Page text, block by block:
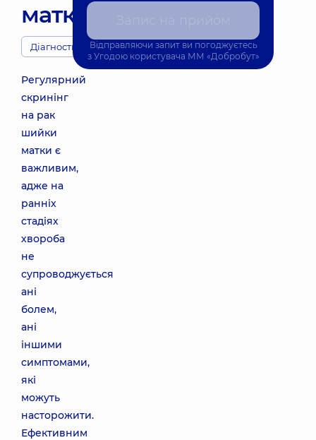
матки)
Діагности
Регулярний
скринінг
на рак
шийки
матки є
важливим,
адже на
ранніх
стадіях
хвороба
не
супроводжується
ані
болем,
ані
іншими
симптомами,
які
можуть
насторожити.
Ефективним
Відправляючи запит ви погоджуєтесь
з Угодою користувача ММ «Добробут»